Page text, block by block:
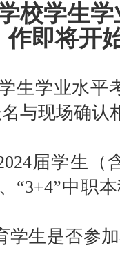
校学生
作即将开
生学业水平
与现场确认
届学生（
“3+4”中职
学生是否参